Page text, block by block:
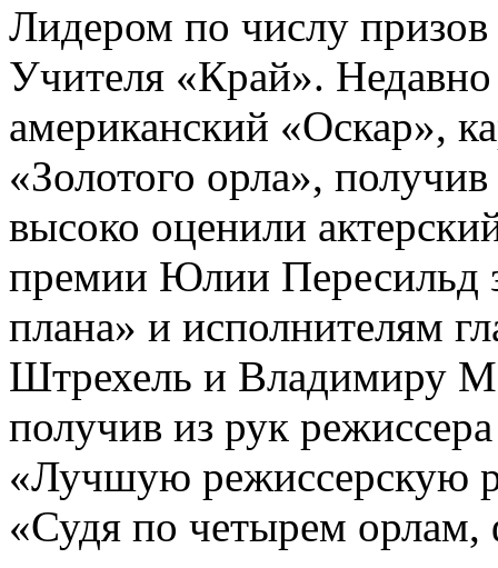
Лидером по числу
Учителя «Край».
американский «Оскар»,
«Золотого орла»,
высоко оценили
премии Юлии Пересильд
плана» и исполнителям
Штрехель и Владимиру
получив из рук
«Лучшую режиссерскую
«Судя по четырем орлам,